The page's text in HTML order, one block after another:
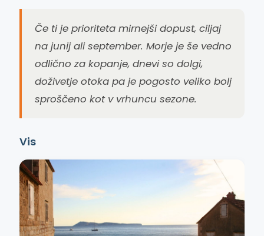
Če ti je prioriteta mirnejši dopust, ciljaj
na junij ali september. Morje je še vedno
odlično za kopanje, dnevi so dolgi,
doživetje otoka pa je pogosto veliko bolj
sproščeno kot v vrhuncu sezone.
Vis